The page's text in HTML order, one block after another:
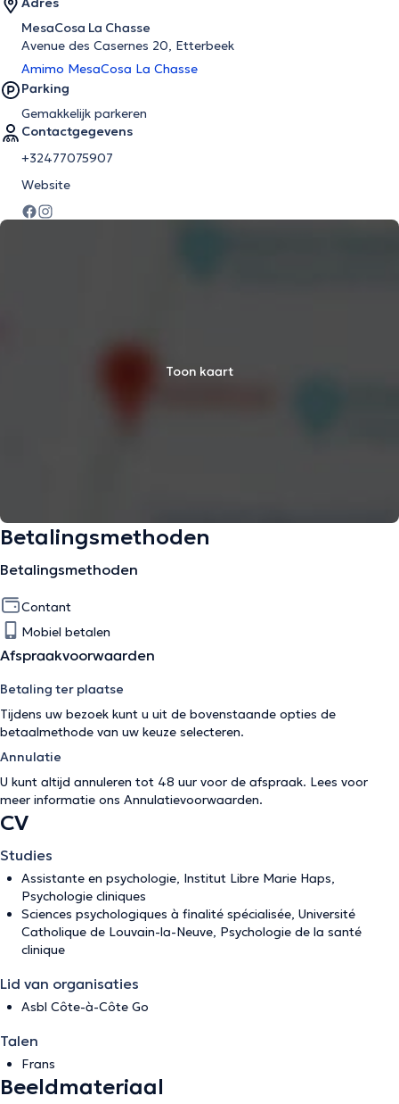
MesaCosa La Chasse
Avenue des Casernes 20, Etterbeek
Amimo MesaCosa La Chasse
Parking
Gemakkelijk parkeren
Contactgegevens
+32477075907
Website
Toon kaart
Betalingsmethoden
Betalingsmethoden
Contant
Mobiel betalen
Afspraakvoorwaarden
Betaling ter plaatse
Tijdens uw bezoek kunt u uit de bovenstaande opties de
betaalmethode van uw keuze selecteren.
Annulatie
U kunt altijd annuleren tot 48 uur voor de afspraak. Lees voor
meer informatie ons Annulatievoorwaarden.
CV
Studies
Assistante en psychologie, Institut Libre Marie Haps,
Psychologie cliniques
Sciences psychologiques à finalité spécialisée, Université
Catholique de Louvain-la-Neuve, Psychologie de la santé
clinique
Lid van organisaties
Asbl Côte-à-Côte Go
Talen
Frans
Beeldmateriaal